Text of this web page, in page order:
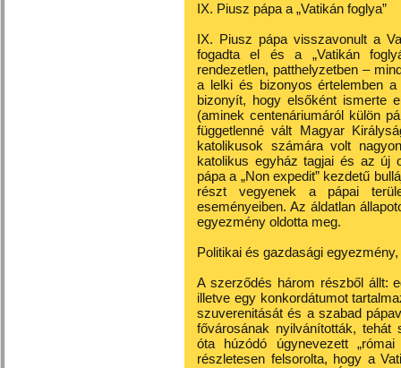
IX. Piusz pápa a „Vatikán foglya”
IX. Piusz pápa visszavonult a
fogadta el és a „Vatikán
rendezetlen, patthelyzetben –
a lelki és bizonyos értelemben
bizonyít, hogy elsőként ismerte
(aminek centenáriumáról külön
függetlenné vált Magyar
katolikusok számára volt
katolikus egyház tagjai és az új
pápa a „Non expedit” kezdetű
részt vegyenek a pápai
eseményeiben. Az áldatlan
egyezmény oldotta meg.
Politikai és gazdasági
A szerződés három részből állt:
illetve egy konkordátumot
szuverenitását és a szabad
fővárosának nyilvánították, tehát
óta húzódó úgynevezett
részletesen felsorolta, hogy a